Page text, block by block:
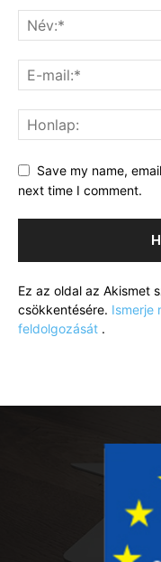
Save my name,
next time I comment.
Ez az oldal az Akismet
csökkentésére. Ismerje
feldolgozását .